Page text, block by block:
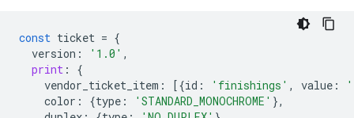
const ticket = {
version : '1.0' ,
print :
{
vendor_ticket_item : [{id : 'finishings' , value :
color : {type : 'STANDARD_MONOCHROME' },